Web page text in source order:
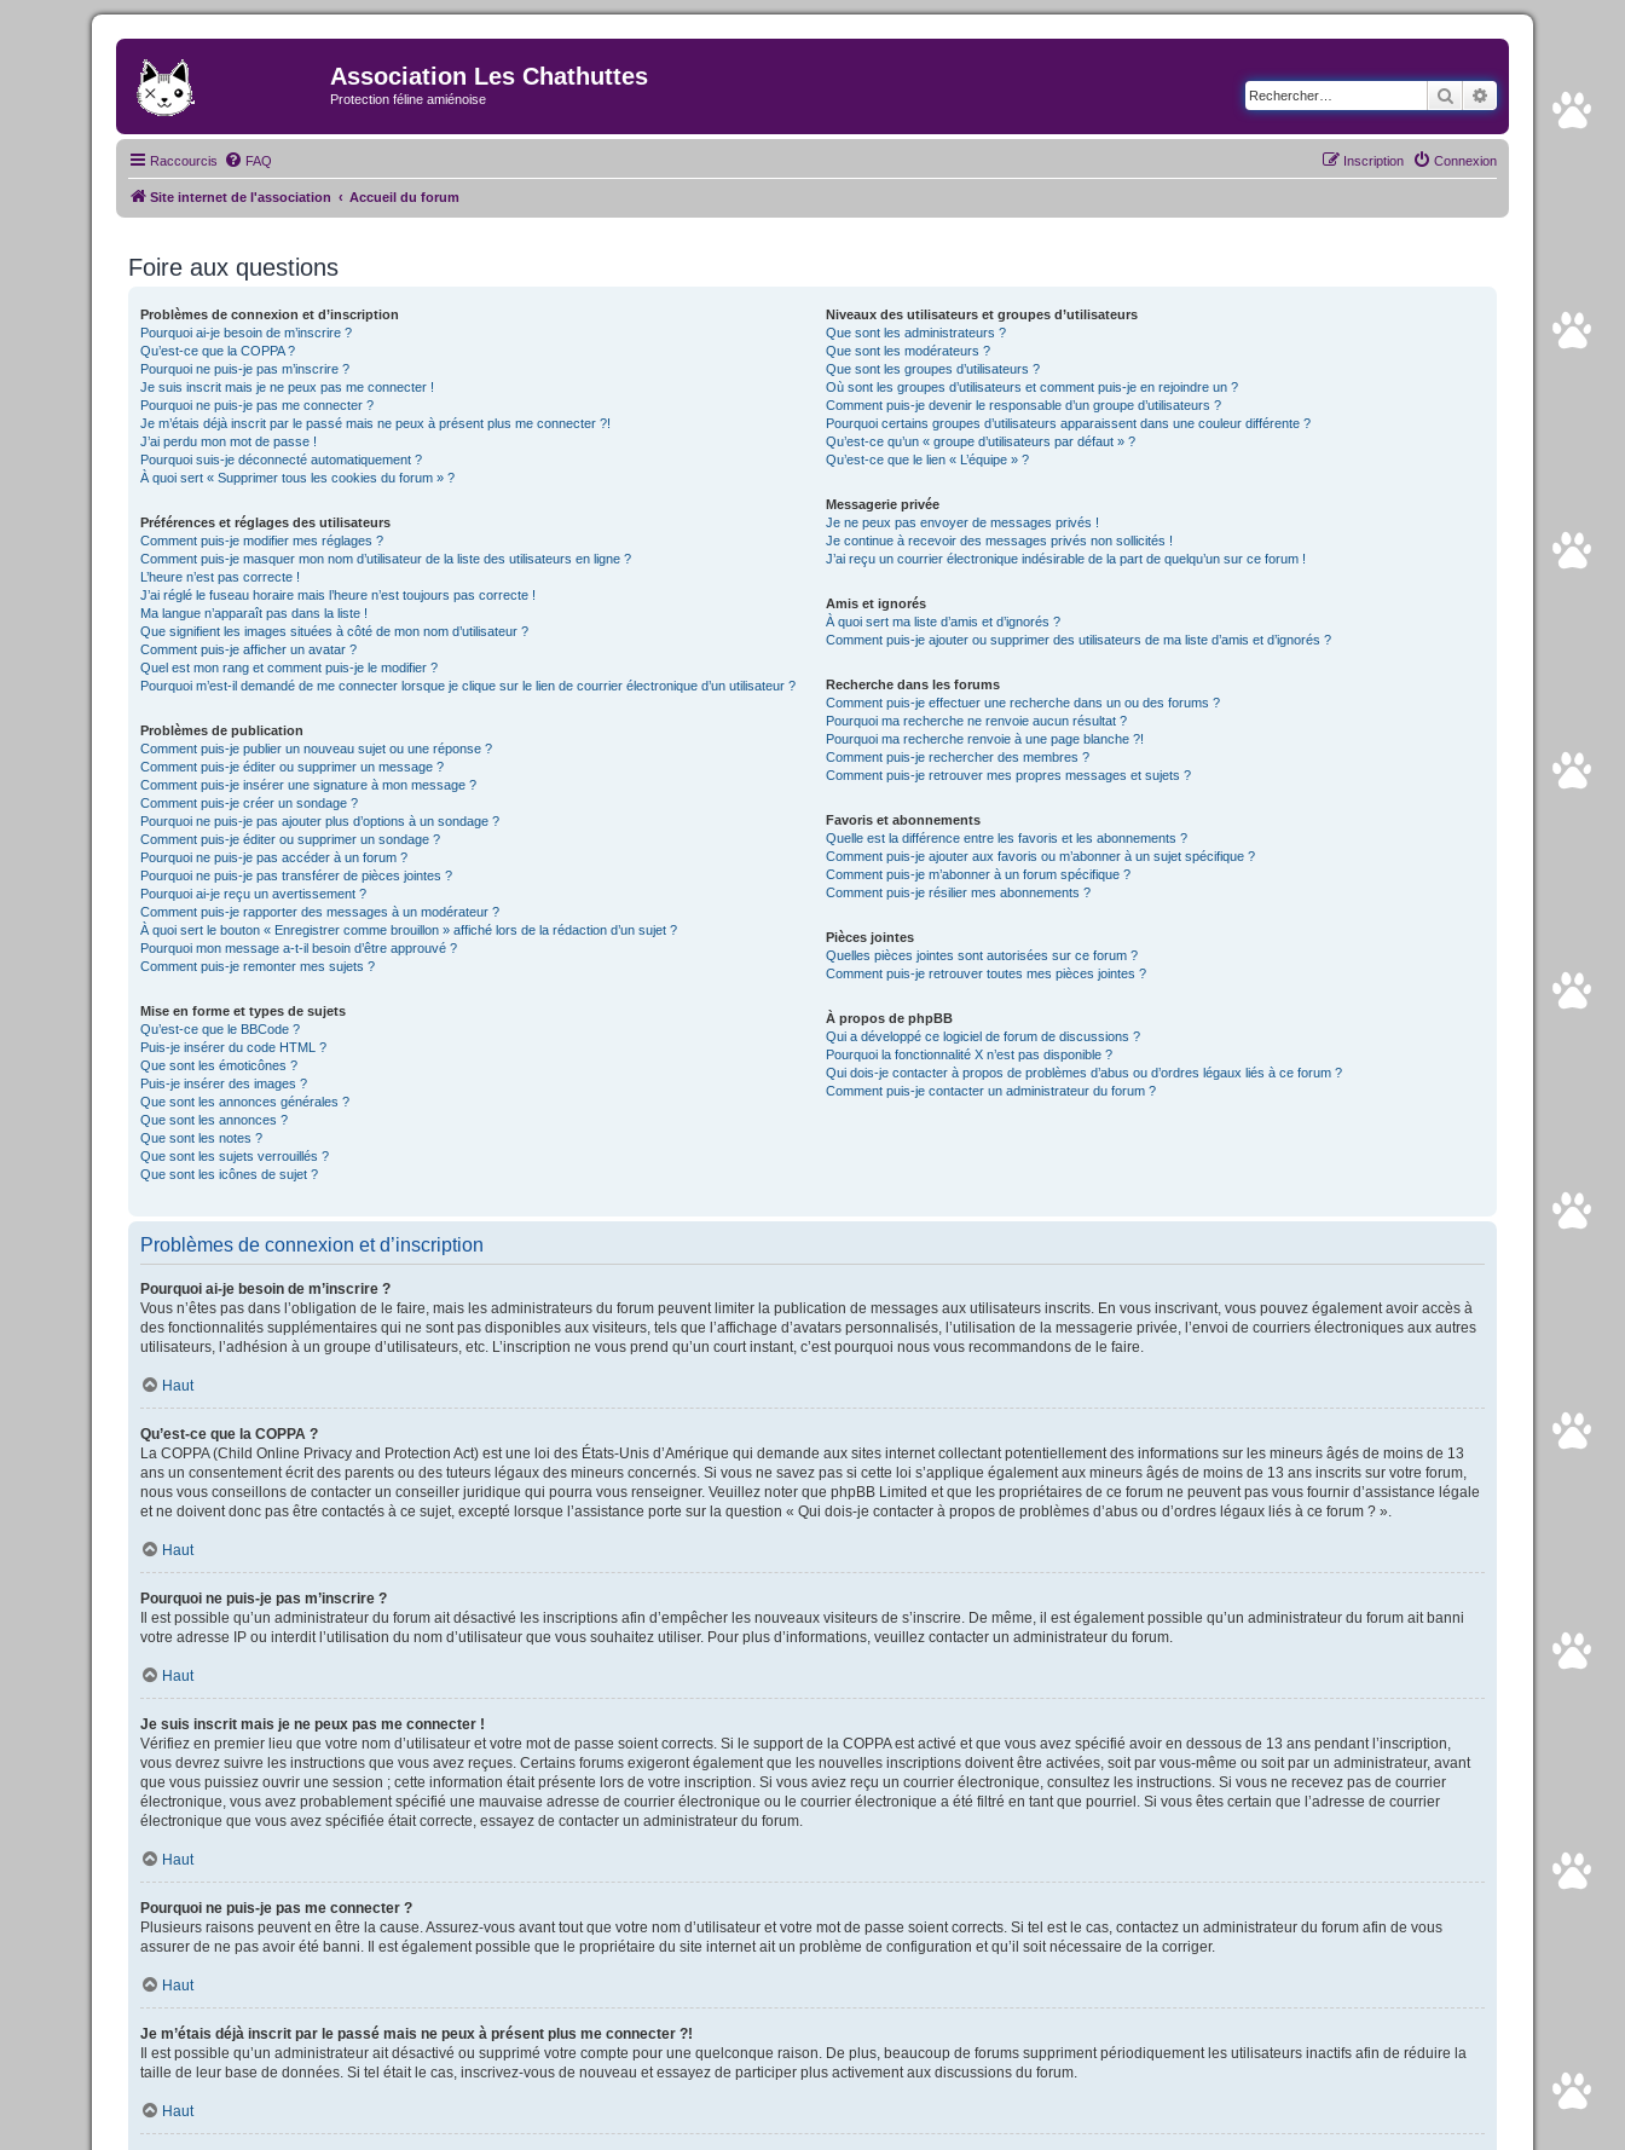
Association Les Chathuttes
Protection féline amiénoise RechercherRecherche
Raccourcis FAQ Connexion
Inscription
Site internet de l'association Accueil du forum
Foire aux questions
Problèmes de connexion et d’inscription
Pourquoi ai-je besoin de m’inscrire ?
Qu’est-ce que la COPPA ?
Pourquoi ne puis-je pas m’inscrire ?
Je suis inscrit mais je ne peux pas me connecter !
Pourquoi ne puis-je pas me connecter ?
Je m’étais déjà inscrit par le passé mais ne peux à présent plus me connecter ?!
J’ai perdu mon mot de passe !
Pourquoi suis-je déconnecté automatiquement ?
À quoi sert « Supprimer tous les cookies du forum » ?
Préférences et réglages des utilisateurs
Comment puis-je modifier mes réglages ?
Comment puis-je masquer mon nom d’utilisateur de la liste des utilisateurs en ligne ?
L’heure n’est pas correcte !
J’ai réglé le fuseau horaire mais l’heure n’est toujours pas correcte !
Ma langue n’apparaît pas dans la liste !
Que signifient les images situées à côté de mon nom d’utilisateur ?
Comment puis-je afficher un avatar ?
Quel est mon rang et comment puis-je le modifier ?
Pourquoi m’est-il demandé de me connecter lorsque je clique sur le lien de courrier électronique d’un utilisateur ?
Problèmes de publication
Comment puis-je publier un nouveau sujet ou une réponse ?
Comment puis-je éditer ou supprimer un message ?
Comment puis-je insérer une signature à mon message ?
Comment puis-je créer un sondage ?
Pourquoi ne puis-je pas ajouter plus d’options à un sondage ?
Comment puis-je éditer ou supprimer un sondage ?
Pourquoi ne puis-je pas accéder à un forum ?
Pourquoi ne puis-je pas transférer de pièces jointes ?
Pourquoi ai-je reçu un avertissement ?
Comment puis-je rapporter des messages à un modérateur ?
À quoi sert le bouton « Enregistrer comme brouillon » affiché lors de la rédaction d’un sujet ?
Pourquoi mon message a-t-il besoin d’être approuvé ?
Comment puis-je remonter mes sujets ?
Mise en forme et types de sujets
Qu’est-ce que le BBCode ?
Puis-je insérer du code HTML ?
Que sont les émoticônes ?
Puis-je insérer des images ?
Que sont les annonces générales ?
Que sont les annonces ?
Que sont les notes ?
Que sont les sujets verrouillés ?
Que sont les icônes de sujet ?
Niveaux des utilisateurs et groupes d’utilisateurs
Que sont les administrateurs ?
Que sont les modérateurs ?
Que sont les groupes d’utilisateurs ?
Où sont les groupes d’utilisateurs et comment puis-je en rejoindre un ?
Comment puis-je devenir le responsable d’un groupe d’utilisateurs ?
Pourquoi certains groupes d’utilisateurs apparaissent dans une couleur différente ?
Qu’est-ce qu’un « groupe d’utilisateurs par défaut » ?
Qu’est-ce que le lien « L’équipe » ?
Messagerie privée
Je ne peux pas envoyer de messages privés !
Je continue à recevoir des messages privés non sollicités !
J’ai reçu un courrier électronique indésirable de la part de quelqu’un sur ce forum !
Amis et ignorés
À quoi sert ma liste d’amis et d’ignorés ?
Comment puis-je ajouter ou supprimer des utilisateurs de ma liste d’amis et d’ignorés ?
Recherche dans les forums
Comment puis-je effectuer une recherche dans un ou des forums ?
Pourquoi ma recherche ne renvoie aucun résultat ?
Pourquoi ma recherche renvoie à une page blanche ?!
Comment puis-je rechercher des membres ?
Comment puis-je retrouver mes propres messages et sujets ?
Favoris et abonnements
Quelle est la différence entre les favoris et les abonnements ?
Comment puis-je ajouter aux favoris ou m’abonner à un sujet spécifique ?
Comment puis-je m’abonner à un forum spécifique ?
Comment puis-je résilier mes abonnements ?
Pièces jointes
Quelles pièces jointes sont autorisées sur ce forum ?
Comment puis-je retrouver toutes mes pièces jointes ?
À propos de phpBB
Qui a développé ce logiciel de forum de discussions ?
Pourquoi la fonctionnalité X n’est pas disponible ?
Qui dois-je contacter à propos de problèmes d’abus ou d’ordres légaux liés à ce forum ?
Comment puis-je contacter un administrateur du forum ?
Problèmes de connexion et d’inscription
Pourquoi ai-je besoin de m’inscrire ?
Vous n’êtes pas dans l’obligation de le faire, mais les administrateurs du forum peuvent limiter la publication de messages aux utilisateurs inscrits. En vous inscrivant, vous pouvez également avoir accès à
des fonctionnalités supplémentaires qui ne sont pas disponibles aux visiteurs, tels que l’affichage d’avatars personnalisés, l’utilisation de la messagerie privée, l’envoi de courriers électroniques aux autres
utilisateurs, l’adhésion à un groupe d’utilisateurs, etc. L’inscription ne vous prend qu’un court instant, c’est pourquoi nous vous recommandons de le faire.
Haut
Qu’est-ce que la COPPA ?
La COPPA (Child Online Privacy and Protection Act) est une loi des États-Unis d’Amérique qui demande aux sites internet collectant potentiellement des informations sur les mineurs âgés de moins de 13
ans un consentement écrit des parents ou des tuteurs légaux des mineurs concernés. Si vous ne savez pas si cette loi s’applique également aux mineurs âgés de moins de 13 ans inscrits sur votre forum,
nous vous conseillons de contacter un conseiller juridique qui pourra vous renseigner. Veuillez noter que phpBB Limited et que les propriétaires de ce forum ne peuvent pas vous fournir d’assistance légale
et ne doivent donc pas être contactés à ce sujet, excepté lorsque l’assistance porte sur la question « Qui dois-je contacter à propos de problèmes d’abus ou d’ordres légaux liés à ce forum ? ».
Haut
Pourquoi ne puis-je pas m’inscrire ?
Il est possible qu’un administrateur du forum ait désactivé les inscriptions afin d’empêcher les nouveaux visiteurs de s’inscrire. De même, il est également possible qu’un administrateur du forum ait banni
votre adresse IP ou interdit l’utilisation du nom d’utilisateur que vous souhaitez utiliser. Pour plus d’informations, veuillez contacter un administrateur du forum.
Haut
Je suis inscrit mais je ne peux pas me connecter !
Vérifiez en premier lieu que votre nom d’utilisateur et votre mot de passe soient corrects. Si le support de la COPPA est activé et que vous avez spécifié avoir en dessous de 13 ans pendant l’inscription,
vous devrez suivre les instructions que vous avez reçues. Certains forums exigeront également que les nouvelles inscriptions doivent être activées, soit par vous-même ou soit par un administrateur, avant
que vous puissiez ouvrir une session ; cette information était présente lors de votre inscription. Si vous aviez reçu un courrier électronique, consultez les instructions. Si vous ne recevez pas de courrier
électronique, vous avez probablement spécifié une mauvaise adresse de courrier électronique ou le courrier électronique a été filtré en tant que pourriel. Si vous êtes certain que l’adresse de courrier
électronique que vous avez spécifiée était correcte, essayez de contacter un administrateur du forum.
Haut
Pourquoi ne puis-je pas me connecter ?
Plusieurs raisons peuvent en être la cause. Assurez-vous avant tout que votre nom d’utilisateur et votre mot de passe soient corrects. Si tel est le cas, contactez un administrateur du forum afin de vous
assurer de ne pas avoir été banni. Il est également possible que le propriétaire du site internet ait un problème de configuration et qu’il soit nécessaire de la corriger.
Haut
Je m’étais déjà inscrit par le passé mais ne peux à présent plus me connecter ?!
Il est possible qu’un administrateur ait désactivé ou supprimé votre compte pour une quelconque raison. De plus, beaucoup de forums suppriment périodiquement les utilisateurs inactifs afin de réduire la
taille de leur base de données. Si tel était le cas, inscrivez-vous de nouveau et essayez de participer plus activement aux discussions du forum.
Haut